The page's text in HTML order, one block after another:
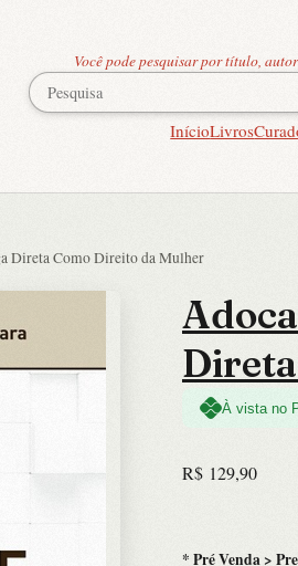
Você pode pesquisar por título,
InícioLivros
Direta Como Direito da Mulher
À vista no
R$ 129,90
* Pré Venda >